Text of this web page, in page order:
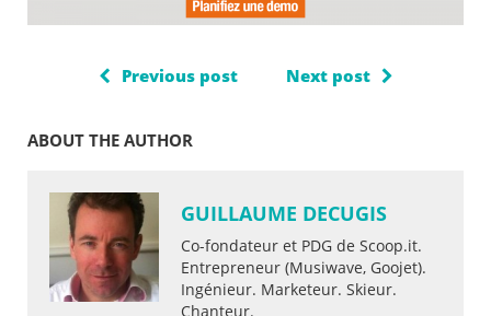
Previous post Next post
ABOUT THE AUTHOR
GUILLAUME DECUGIS
Co-fondateur et PDG de Scoop.it.
Entrepreneur (Musiwave, Goojet).
Ingénieur. Marketeur. Skieur.
Chanteur.